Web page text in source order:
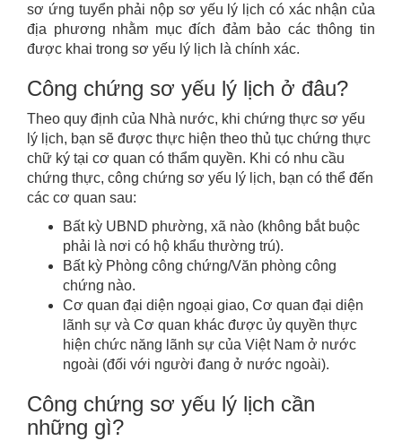
sơ ứng tuyển phải nộp sơ yếu lý lịch có xác nhận của
địa phương nhằm mục đích đảm bảo các thông tin
được khai trong sơ yếu lý lịch là chính xác.
Công chứng sơ yếu lý lịch ở đâu?
Theo quy định của Nhà nước, khi chứng thực sơ yếu
lý lịch, bạn sẽ được thực hiện theo thủ tục chứng thực
chữ ký tại cơ quan có thẩm quyền. Khi có nhu cầu
chứng thực, công chứng sơ yếu lý lịch, bạn có thể đến
các cơ quan sau:
Bất kỳ UBND phường, xã nào (không bắt buộc
phải là nơi có hộ khẩu thường trú).
Bất kỳ Phòng công chứng/Văn phòng công
chứng nào.
Cơ quan đại diện ngoại giao, Cơ quan đại diện
lãnh sự và Cơ quan khác được ủy quyền thực
hiện chức năng lãnh sự của Việt Nam ở nước
ngoài (đối với người đang ở nước ngoài).
Công chứng sơ yếu lý lịch cần
những gì?